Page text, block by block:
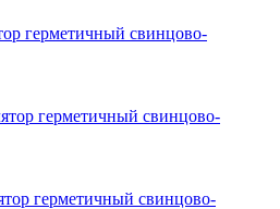
герметичный свинцово-
герметичный свинцово-
герметичный свинцово-